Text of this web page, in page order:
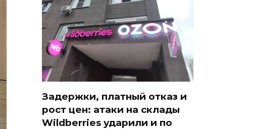
Задержки, платный отказ и
рост цен: атаки на склады
Wildberries ударили и по